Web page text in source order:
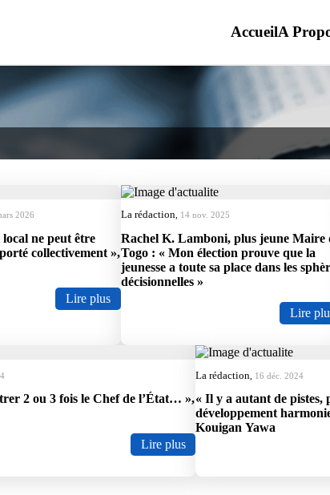
AccueilA
2026
local ne peut être
collectivement »,
Lire plus
La rédaction 14 nov. 2025
Rachel K. Lamboni, plus jeune Maire
Togo : « Mon élection prouve que la
jeunesse a toute sa place dans les
décisionnelles »
Lire
2 ou 3 fois le Chef de l’État… »,
Lire plus
La rédaction 16 déc. 2024
« Il y a autant de pistes,
développement
Kouigan Yawa